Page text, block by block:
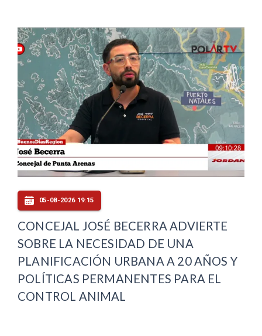
05-08-2026 19:15
CONCEJAL JOSÉ BECERRA ADVIERTE
SOBRE LA NECESIDAD DE UNA
PLANIFICACIÓN URBANA A 20 AÑOS Y
POLÍTICAS PERMANENTES PARA EL
CONTROL ANIMAL